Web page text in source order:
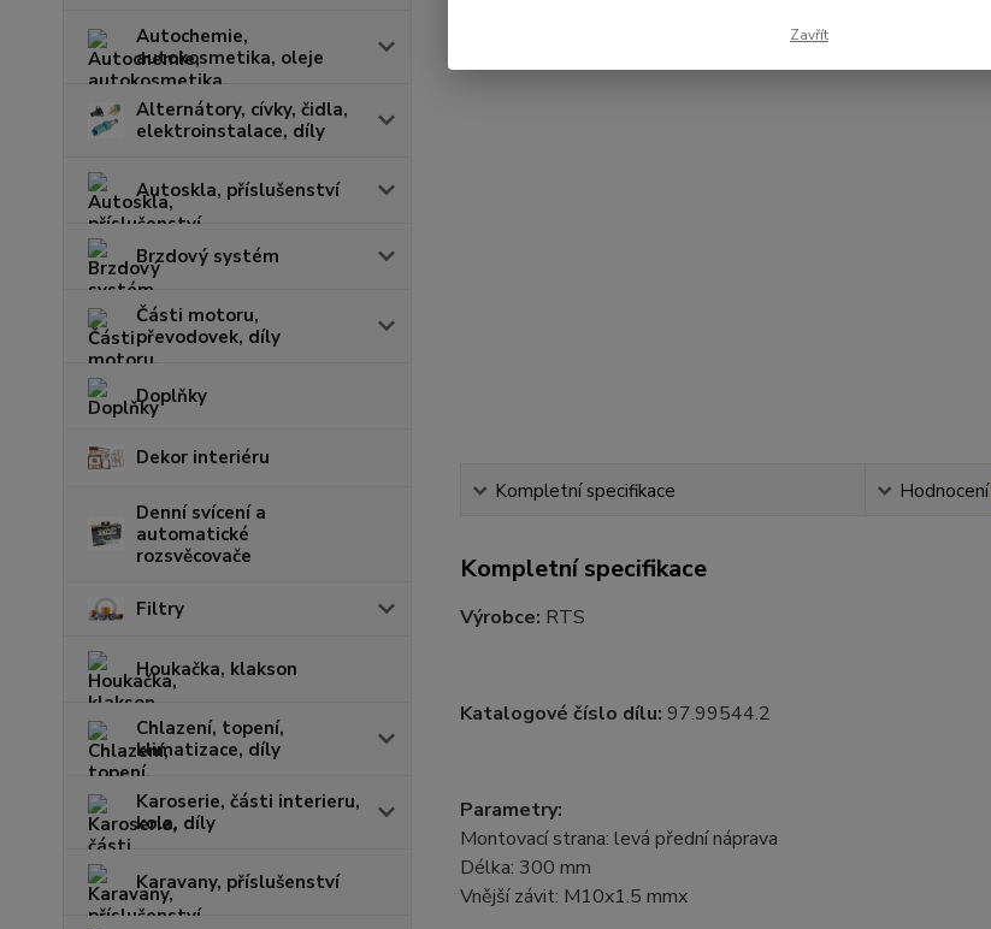
Autochemie,
autokosmetika, oleje
Alternátory, cívky, čidla,
elektroinstalace, díly
Autoskla, příslušenství
Brzdový systém
Části motoru,
převodovek, díly
Doplňky
Dekor interiéru
Denní svícení a
automatické
rozsvěcovače
Filtry
Houkačka, klakson
Chlazení, topení,
klimatizace, díly
Karoserie, části interieru,
kola, díly
Karavany, příslušenství
Kompletní specifikace Hodnocení
Kompletní specifikace
Výrobce: RTS
Katalogové číslo dílu: 97.99544.2
Parametry:
Montovací strana: levá přední náprava
Délka: 300 mm
Vnější závit: M10x1.5 mmx
Zavřít